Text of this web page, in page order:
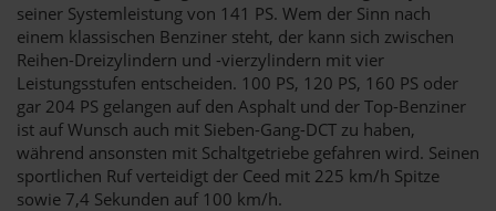
seiner Systemleistung von 141 PS. Wem der Sinn nach
einem klassischen Benziner steht, der kann sich zwischen
Reihen-Dreizylindern und -vierzylindern mit vier
Leistungsstufen entscheiden. 100 PS, 120 PS, 160 PS oder
gar 204 PS gelangen auf den Asphalt und der Top-Benziner
ist auf Wunsch auch mit Sieben-Gang-DCT zu haben,
während ansonsten mit Schaltgetriebe gefahren wird. Seinen
sportlichen Ruf verteidigt der Ceed mit 225 km/h Spitze
sowie 7,4 Sekunden auf 100 km/h.